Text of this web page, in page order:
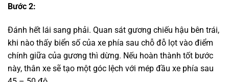
Bước 2:
Đánh hết lái sang phải. Quan sát gương chiếu hậu bên trái,
khi nào thấy biển số của xe phía sau chỗ đỗ lọt vào điểm
chính giữa của gương thì dừng. Nếu hoàn thành tốt bước
này, thân xe sẽ tạo một góc lệch với mép đầu xe phía sau